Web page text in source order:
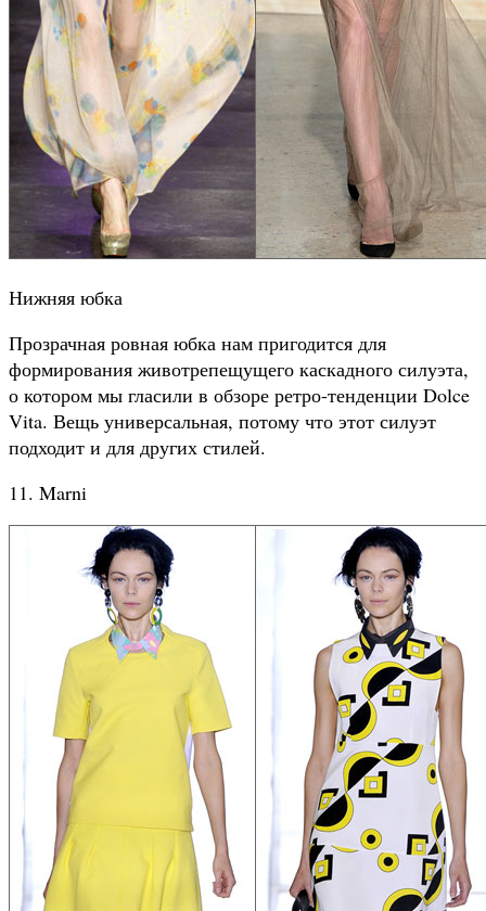
Нижняя юбка
Прозрачная ровная юбка нам пригодится для
формирования животрепещущего каскадного силуэта,
о котором мы гласили в обзоре ретро-тенденции Dolce
Vita. Вещь универсальная, потому что этот силуэт
подходит и для других стилей.
11. Marni